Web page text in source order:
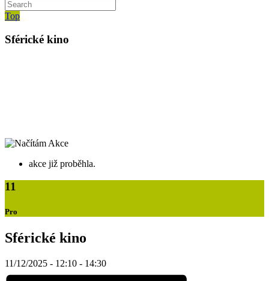
Top
Sférické kino
akce již proběhla.
11
Pro
Sférické kino
11/12/2025 - 12:10 - 14:30